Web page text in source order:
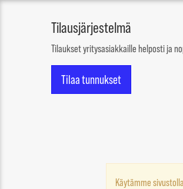
Tilausjärjestelmä
Tilaukset yritysasiakkaille helposti ja
Tilaa tunnukset
Käytämme